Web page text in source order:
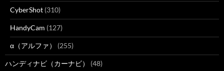
CyberShot (310)
HandyCam (127)
α（アルファ） (255)
ハンディナビ（カーナビ） (48)